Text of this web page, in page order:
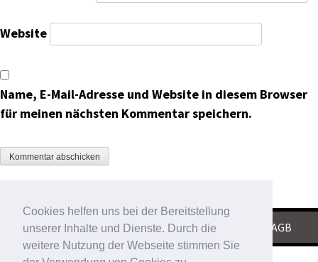
Cookies helfen uns bei der Bereitstellung
unserer Inhalte und Dienste. Durch die
weitere Nutzung der Webseite stimmen Sie
Website
Name, E-Mail-Adresse und Website in diesem Browser
für meinen nächsten Kommentar speichern.
KONTAKT|IMPRESSUM|DATENSCHUTZ AGB